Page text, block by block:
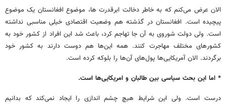
الان عرض می‌کنم که به خاطر دخالت ابرقدرت ها، موضوع افغانستان یک موضوع
پیچیده است. افغانستان در گذشته هم وضعیت اقتصادی خیلی مناسبی نداشته
است. ولی دولت شوروی به آن جا تهاجم کرد، باعث شد این افراد از کشور خود به
کشورهای مختلف مهاجرت کنند. همه این‌ها هم دوست دارند به کشور خود
برگردند. الان آمریکایی‌ها پول‌های آن‌ها را بلوکه کرده است.
* اما این بحث سیاسی بین طالبان و امریکایی‌ها است.
درست است. ولی این شرایط هیچ چشم اندازی را ایجاد نمی‌کند که بدانیم